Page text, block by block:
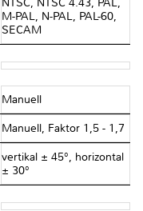
NTSC, NTSC 4.43, PAL,
M-PAL, N-PAL, PAL-60,
SECAM
Manuell
Manuell, Faktor 1,5 - 1,7
vertikal ± 45°, horizontal
± 30°